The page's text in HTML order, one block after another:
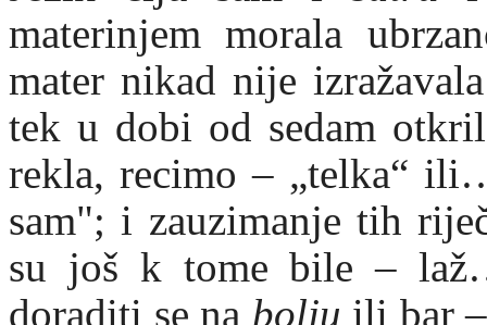
materinjem morala
mater nikad nije
tek u dobi od sedam
rekla, recimo – „telka“
sam"; i zauzimanje tih
su još k tome bile –
doraditi se na bolju ili bar